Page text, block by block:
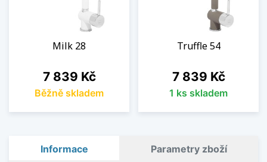
Milk 28
Cena
7 839 Kč
Běžně skladem
Truffle 54
Cena
7 839 Kč
1 ks skladem
Informace Parametry zboží